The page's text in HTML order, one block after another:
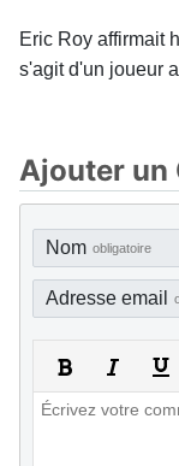
Eric Roy affirmait
s'agit d'un joueur
Ajouter un
Nom obligatoire
Adresse email